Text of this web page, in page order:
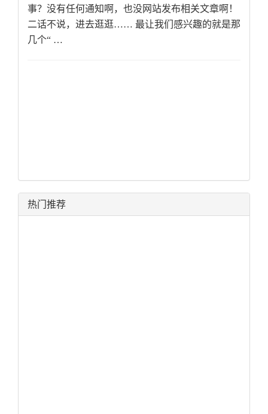
事？没有任何通知啊，也没网站发布相关文章啊！
二话不说，进去逛逛…… 最让我们感兴趣的就是那
几个“ …
热门推荐